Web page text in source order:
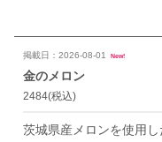
掲載日：2026-08-01 New!
金のメロン
2484(税込)